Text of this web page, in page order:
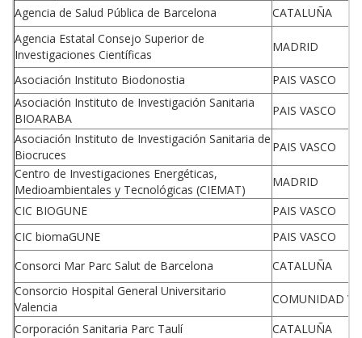
Agencia de Salud Pública de Barcelona
CATALUÑA
Agencia Estatal Consejo Superior de
Investigaciones Científicas
MADRID
Asociación Instituto Biodonostia
PAIS VASCO
Asociación Instituto de Investigación Sanitaria
BIOARABA
PAIS VASCO
Asociación Instituto de Investigación Sanitaria de
Biocruces
PAIS VASCO
Centro de Investigaciones Energéticas,
Medioambientales y Tecnológicas (CIEMAT)
MADRID
CIC BIOGUNE
PAIS VASCO
CIC biomaGUNE
PAIS VASCO
Consorci Mar Parc Salut de Barcelona
CATALUÑA
Consorcio Hospital General Universitario
Valencia
COMUNIDAD
Corporación Sanitaria Parc Taulí
CATALUÑA